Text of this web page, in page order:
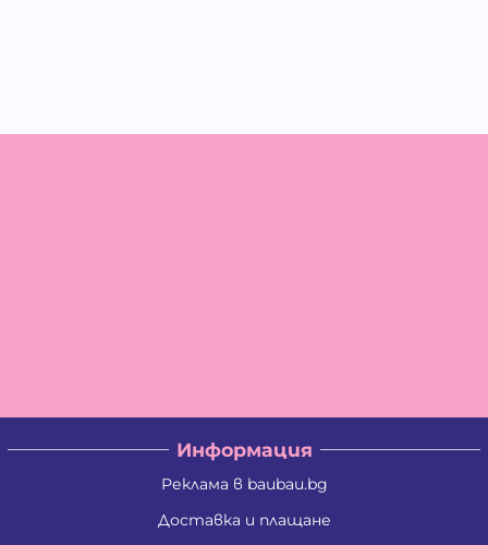
Информация
Реклама в baubau.bg
Доставка и плащане